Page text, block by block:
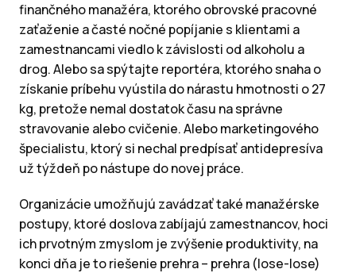
finančného manažéra, ktorého obrovské pracovné
zaťaženie a časté nočné popíjanie s klientami a
zamestnancami viedlo k závislosti od alkoholu a
drog. Alebo sa spýtajte reportéra, ktorého snaha o
získanie príbehu vyústila do nárastu hmotnosti o 27
kg, pretože nemal dostatok času na správne
stravovanie alebo cvičenie. Alebo marketingového
špecialistu, ktorý si nechal predpísať antidepresíva
už týždeň po nástupe do novej práce.
Organizácie umožňujú zavádzať také manažérske
postupy, ktoré doslova zabíjajú zamestnancov, hoci
ich prvotným zmyslom je zvýšenie produktivity, na
konci dňa je to riešenie prehra – prehra (lose-lose)